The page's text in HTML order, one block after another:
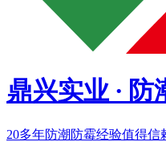
鼎兴实业 · 防
20多年防潮防霉经验值得信